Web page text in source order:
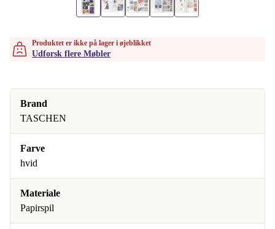
Produktet er ikke på lager i øjeblikket
Udforsk flere Møbler
Brand
TASCHEN
Farve
hvid
Materiale
Papirspil